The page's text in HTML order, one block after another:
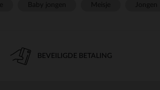
BEVEILIGDE BETALING